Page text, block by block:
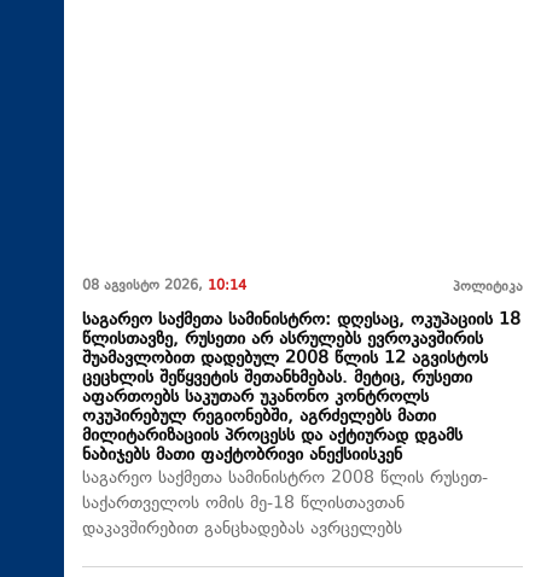
08 აგვისტო 2026, 10:14 პოლიტიკა
საგარეო საქმეთა სამინისტრო: დღესაც, ოკუპაციის 18
წლისთავზე, რუსეთი არ ასრულებს ევროკავშირის
შუამავლობით დადებულ 2008 წლის 12 აგვისტოს
ცეცხლის შეწყვეტის შეთანხმებას. მეტიც, რუსეთი
აფართოებს საკუთარ უკანონო კონტროლს
ოკუპირებულ რეგიონებში, აგრძელებს მათი
მილიტარიზაციის პროცესს და აქტიურად დგამს
ნაბიჯებს მათი ფაქტობრივი ანექსიისკენ
საგარეო საქმეთა სამინისტრო 2008 წლის რუსეთ-
საქართველოს ომის მე-18 წლისთავთან
დაკავშირებით განცხადებას ავრცელებს